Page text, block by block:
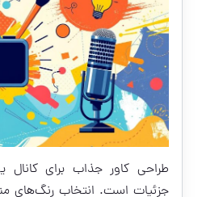
طراحی کاور جذاب برای کانال
جزئیات است. انتخاب رنگ‌های